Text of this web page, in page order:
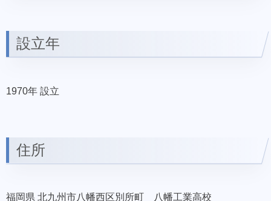
設立年
1970年 設立
住所
福岡県 北九州市八幡西区別所町 八幡工業高校